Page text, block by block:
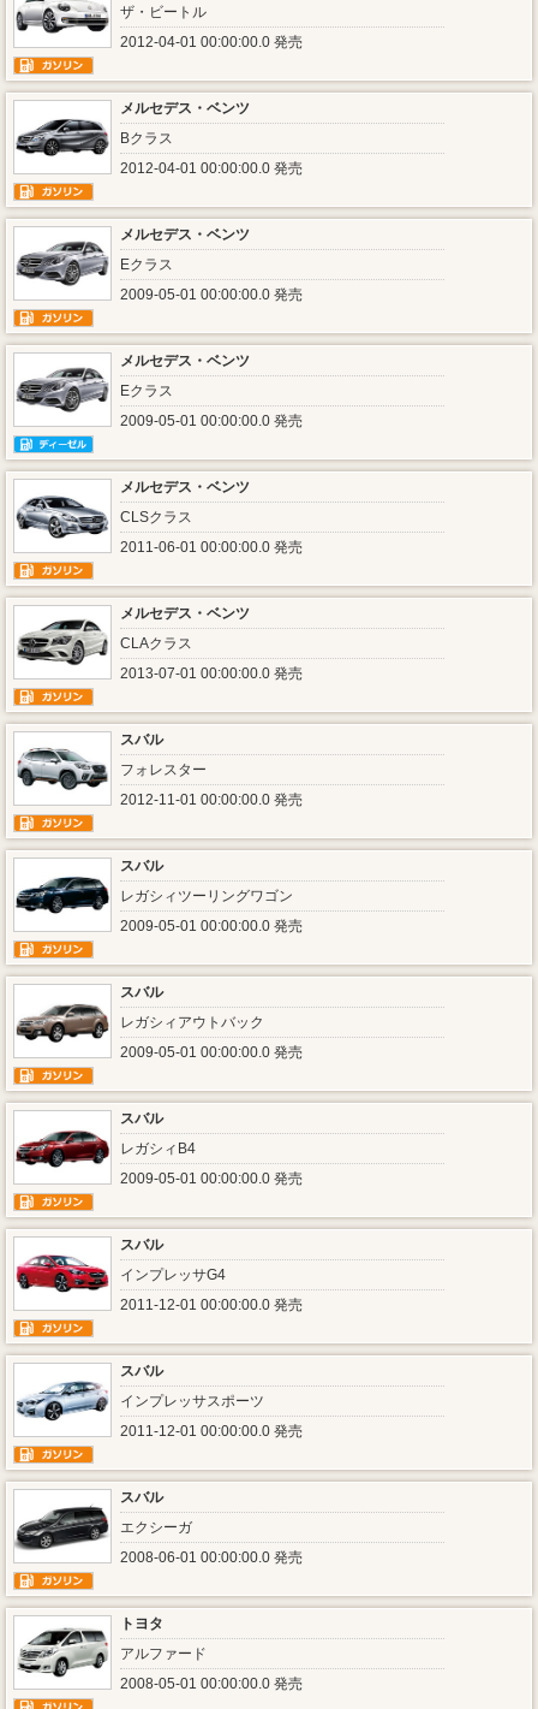
ザ・ビートル
2012-04-01 00:00:00.0 発売
メルセデス・ベンツ
Bクラス
2012-04-01 00:00:00.0 発売
メルセデス・ベンツ
Eクラス
2009-05-01 00:00:00.0 発売
メルセデス・ベンツ
Eクラス
2009-05-01 00:00:00.0 発売
メルセデス・ベンツ
CLSクラス
2011-06-01 00:00:00.0 発売
メルセデス・ベンツ
CLAクラス
2013-07-01 00:00:00.0 発売
スバル
フォレスター
2012-11-01 00:00:00.0 発売
スバル
レガシィツーリングワゴン
2009-05-01 00:00:00.0 発売
スバル
レガシィアウトバック
2009-05-01 00:00:00.0 発売
スバル
レガシィB4
2009-05-01 00:00:00.0 発売
スバル
インプレッサG4
2011-12-01 00:00:00.0 発売
スバル
インプレッサスポーツ
2011-12-01 00:00:00.0 発売
スバル
エクシーガ
2008-06-01 00:00:00.0 発売
トヨタ
アルファード
2008-05-01 00:00:00.0 発売